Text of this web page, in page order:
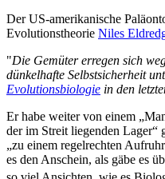
Der US-amerikanische
Evolutionstheorie Niles
"Die Gemüter erregen sich
dünkelhafte Selbstsicherheit
Evolutionsbiologie in den
Er habe weiter von einem
der im Streit liegenden Lager“
„zu einem regelrechten
es den Anschein, als gäbe es